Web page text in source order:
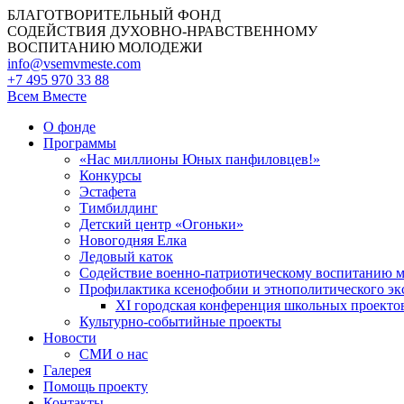
БЛАГОТВОРИТЕЛЬНЫЙ ФОНД
СОДЕЙСТВИЯ ДУХОВНО-НРАВСТВЕННОМУ
ВОСПИТАНИЮ МОЛОДЕЖИ
info@vsemvmeste.com
+7 495 970 33 88
Всем Вместе
О фонде
Программы
«Нас миллионы Юных панфиловцев!»
Конкурсы
Эстафета
Тимбилдинг
Детский центр «Огоньки»
Новогодняя Елка
Ледовый каток
Содействие военно-патриотическому воспитанию
Профилактика ксенофобии и этнополитического
XI городская конференция школьных
Культурно-событийные проекты
Новости
СМИ о нас
Галерея
Помощь проекту